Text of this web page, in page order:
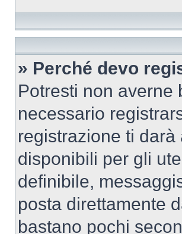
» Perché devo
Potresti non averne
necessario
registrazione ti
disponibili per gli
definibile,
posta direttamente
bastano pochi